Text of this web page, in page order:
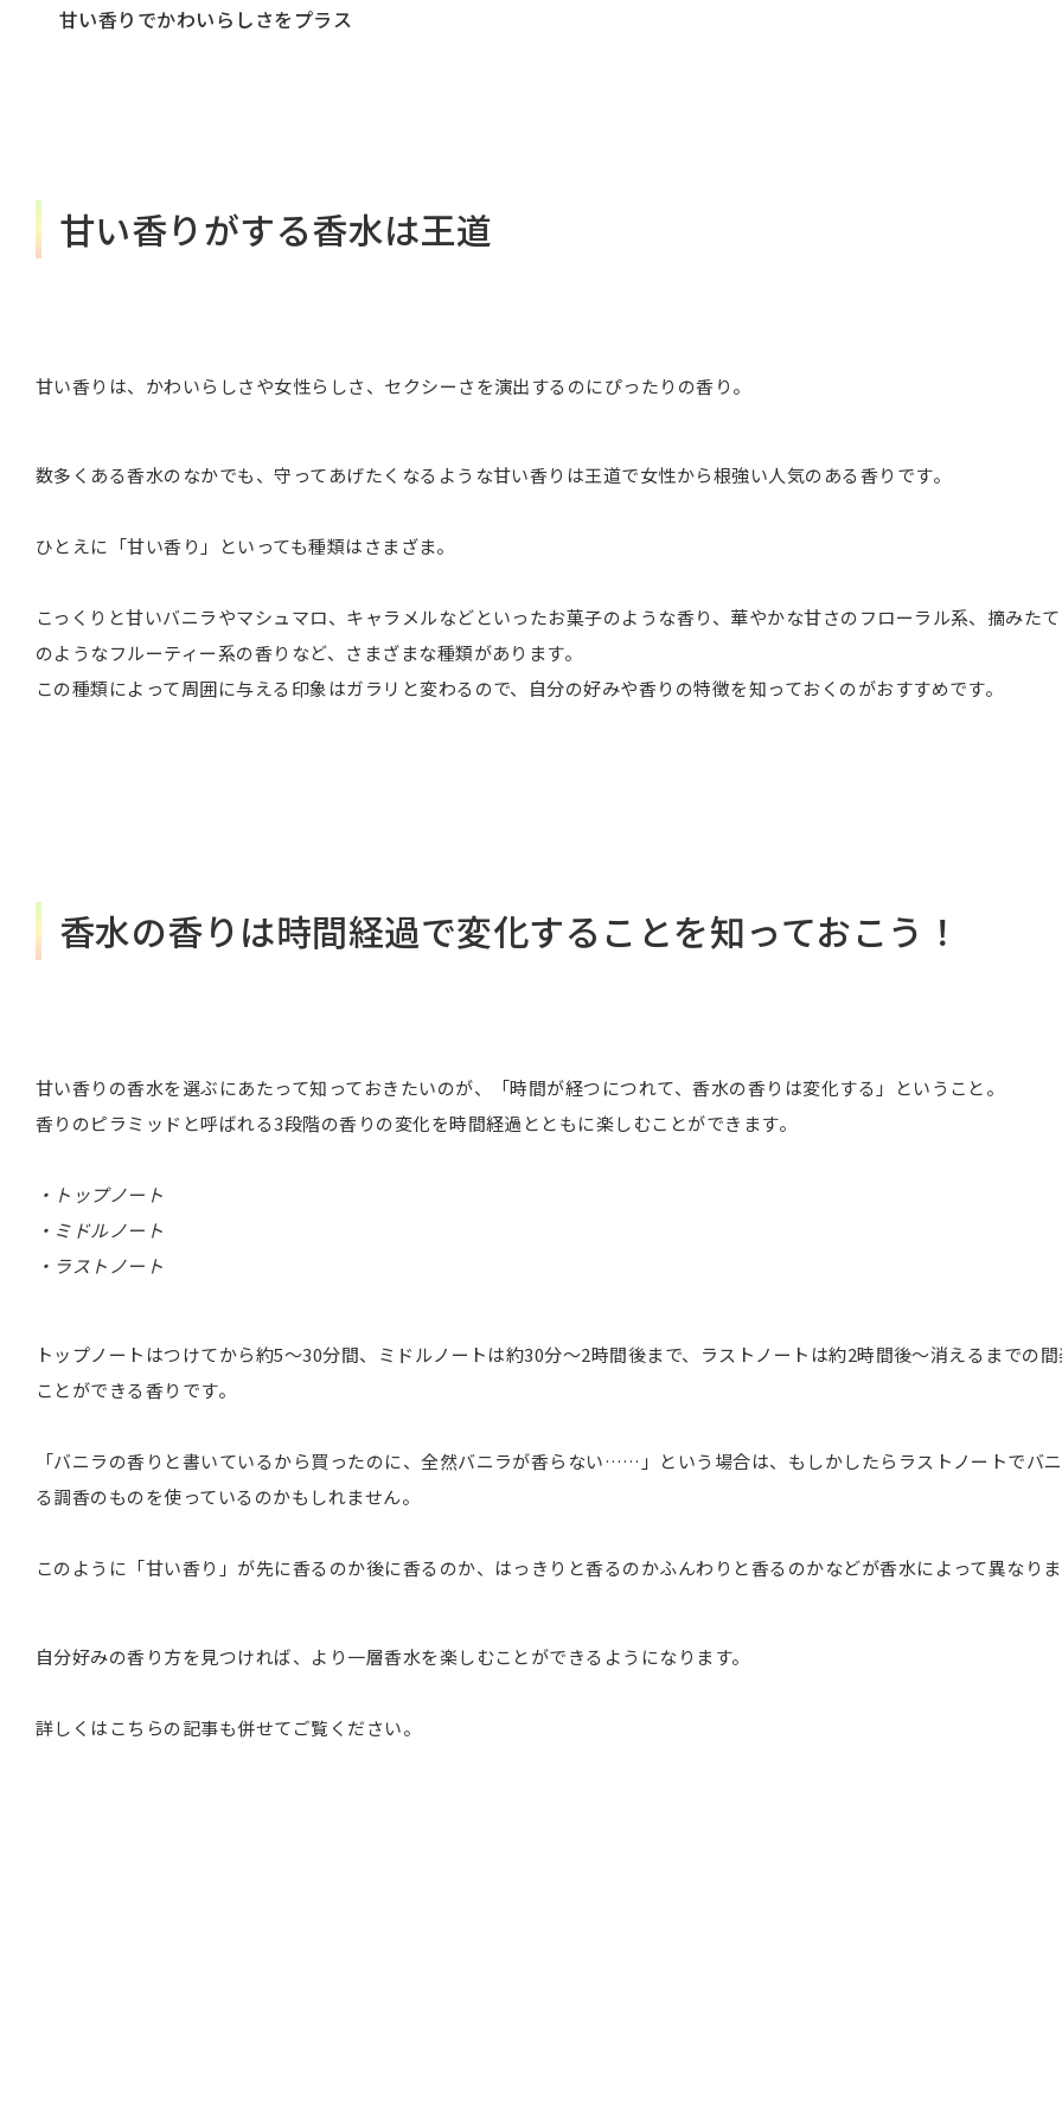
甘い香りでかわいらしさをプラス
甘い香りがする香水は王道
甘い香りは、かわいらしさや女性らしさ、セクシーさを演出するのにぴったりの香り。
数多くある香水のなかでも、守ってあげたくなるような甘い香りは王道で女性から根強い人気のある香りです。
ひとえに「甘い香り」といっても種類はさまざま。
こっくりと甘いバニラやマシュマロ、キャラメルなどといったお菓子のような香り、華やかな甘さのフローラル系、摘みた
のようなフルーティー系の香りなど、さまざまな種類があります。
この種類によって周囲に与える印象はガラリと変わるので、自分の好みや香りの特徴を知っておくのがおすすめです。
香水の香りは時間経過で変化することを知っておこう！
甘い香りの香水を選ぶにあたって知っておきたいのが、「時間が経つにつれて、香水の香りは変化する」ということ。
香りのピラミッドと呼ばれる3段階の香りの変化を時間経過とともに楽しむことができます。
・トップノート
・ミドルノート
・ラストノート
トップノートはつけてから約5〜30分間、ミドルノートは約30分〜2時間後まで、ラストノートは約2時間後〜消えるまでの
ことができる香りです。
「バニラの香りと書いているから買ったのに、全然バニラが香らない……」という場合は、もしかしたらラストノートでバ
る調香のものを使っているのかもしれません。
このように「甘い香り」が先に香るのか後に香るのか、はっきりと香るのかふんわりと香るのかなどが香水によって異なり
自分好みの香り方を見つければ、より一層香水を楽しむことができるようになります。
詳しくはこちらの記事も併せてご覧ください。